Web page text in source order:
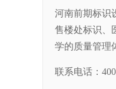
河南前期标识
售楼处标识、
学的质量管理
联系电话：